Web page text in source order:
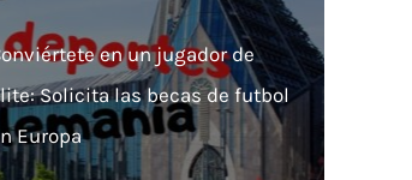
en un jugador de
Solicita las becas de futbol
Europa